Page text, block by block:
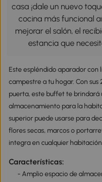
casa ¡dale un nuevo
cocina más funcional
mejorar el salón, el
estancia que
Este espléndido aparador
campestre a tu hogar. Con
puerta, este buffet te brindará
almacenamiento para la
superior puede usarse para
flores secas, marcos o
integra en cualquier
Características:
- Amplio espacio de